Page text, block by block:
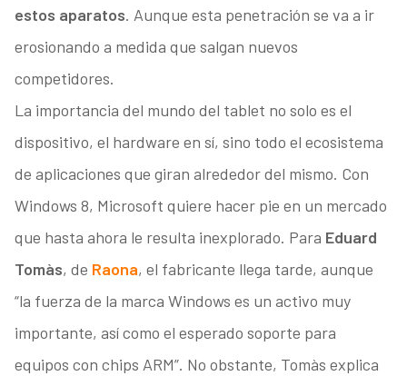
estos aparatos. Aunque esta penetración se va a ir
erosionando a medida que salgan nuevos
competidores.
La importancia del mundo del tablet no solo es el
dispositivo, el hardware en sí, sino todo el ecosistema
de aplicaciones que giran alrededor del mismo. Con
Windows 8, Microsoft quiere hacer pie en un mercado
que hasta ahora le resulta inexplorado. Para Eduard
Tomàs, de Raona, el fabricante llega tarde, aunque
“la fuerza de la marca Windows es un activo muy
importante, así como el esperado soporte para
equipos con chips ARM”. No obstante, Tomàs explica